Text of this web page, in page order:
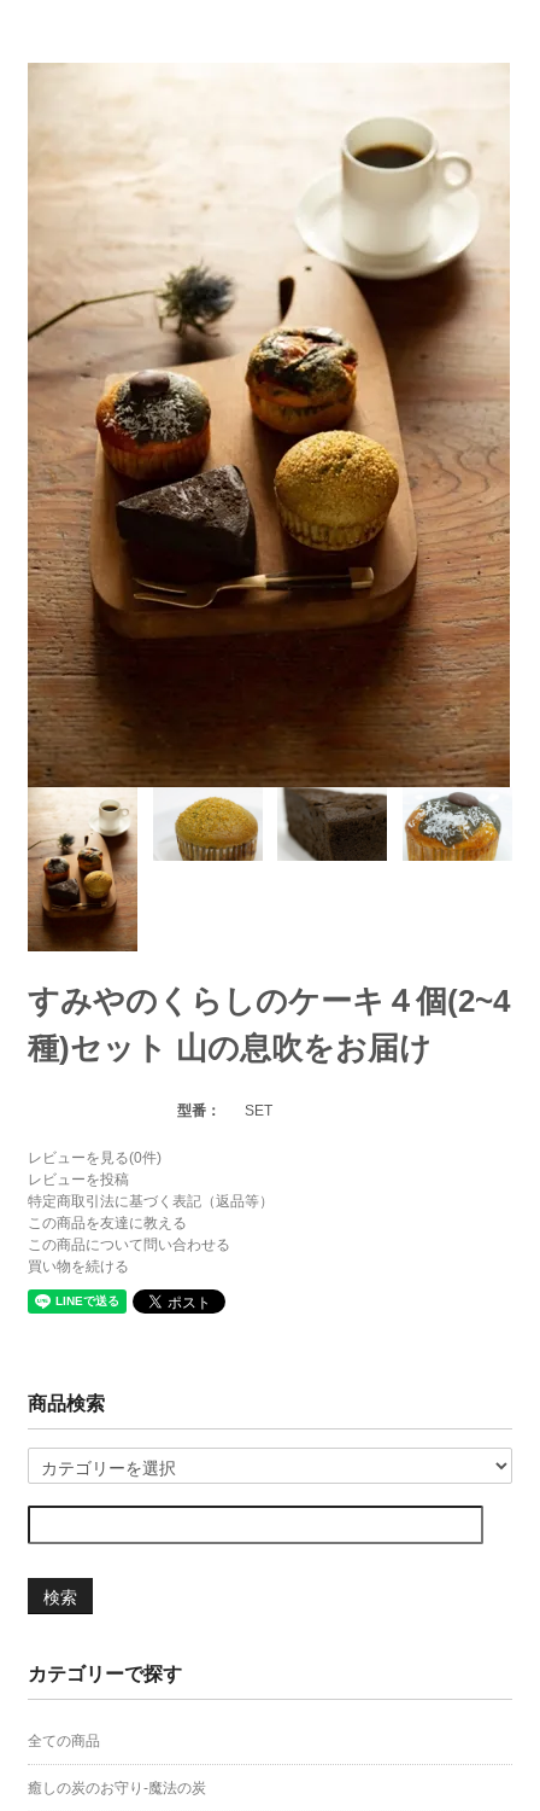
すみやのくらしのケーキ４個(2~4
種)セット 山の息吹をお届け
型番： SET
レビューを見る(0件)
レビューを投稿
特定商取引法に基づく表記（返品等）
この商品を友達に教える
この商品について問い合わせる
買い物を続ける
商品検索
検索
カテゴリーで探す
全ての商品
癒しの炭のお守り-魔法の炭